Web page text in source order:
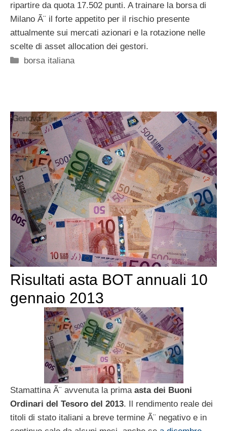
ripartire da quota 17.502 punti. A trainare la borsa di
Milano Ã¨ il forte appetito per il rischio presente
attualmente sui mercati azionari e la rotazione nelle
scelte di asset allocation dei gestori.
Categorie
borsa italiana
Risultati asta BOT annuali 10
gennaio 2013
Stamattina Ã¨ avvenuta la prima asta dei Buoni
Ordinari del Tesoro del 2013. Il rendimento reale dei
titoli di stato italiani a breve termine Ã¨ negativo e in